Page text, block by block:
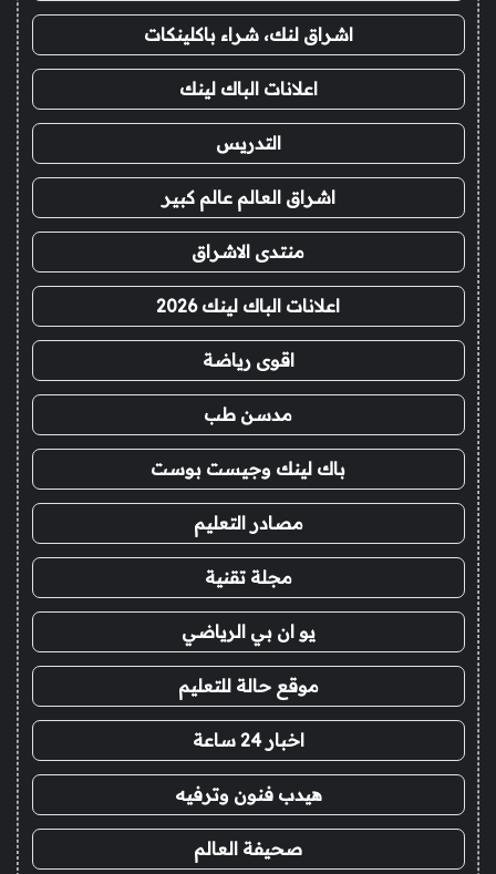
اشراق لنك، شراء باكلينكات
اعلانات الباك لينك
التدريس
اشراق العالم عالم كبير
منتدى الاشراق
اعلانات الباك لينك 2026
اقوى رياضة
مدسن طب
باك لينك وجيست بوست
مصادر التعليم
مجلة تقنية
يو ان بي الرياضي
موقع حالة للتعليم
اخبار 24 ساعة
هيدب فنون وترفيه
صحيفة العالم